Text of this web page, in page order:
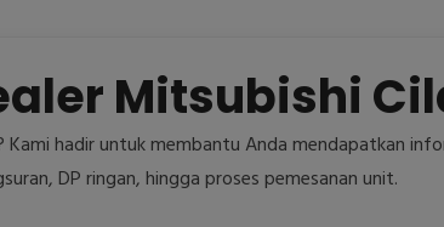
Mitsubishi
Kami hadir untuk membantu Anda mendapatkan
DP ringan, hingga proses pemesanan unit.